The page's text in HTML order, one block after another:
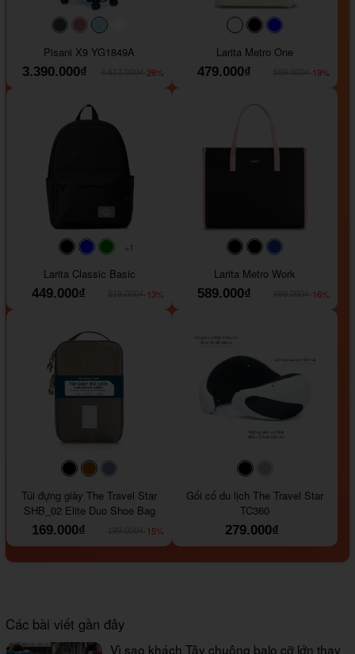
#40454a#b76e79
Pisani X9 YG1849A
3.390.000₫
-26%
#faf0e6#000000
Larita Metro One
479.000₫
-19%
#faf0e6#000000#0000FF
+1
Larita Classic Basic
449.000₫
-13%
#000000#000000
Larita Metro Work
589.000₫
-16%
#000000#964B00
Túi đựng giày The Travel Star
SHB_02 Elite Duo Shoe Bag
169.000₫
-15%
Gối cổ du lịch The Travel Star
TC360
279.000₫
Các bài viết gần đây
Vì sao khách Tây chuộng balo cỡ lớn thay